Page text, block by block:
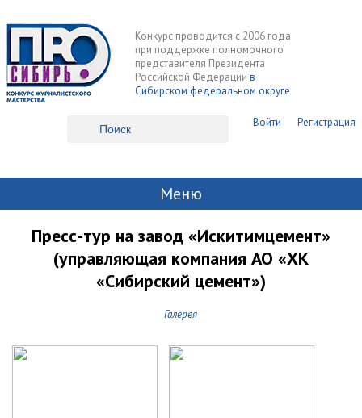
Конкурс проводится с 2006 года
при поддержке полномочного
представителя Президента
Российской Федерации в
Сибирском федеральном округе
Войти Регистрация
Меню
Пресс-тур на завод «Искитимцемент»
(управляющая компания АО «ХК
«Сибирский цемент»)
Галерея